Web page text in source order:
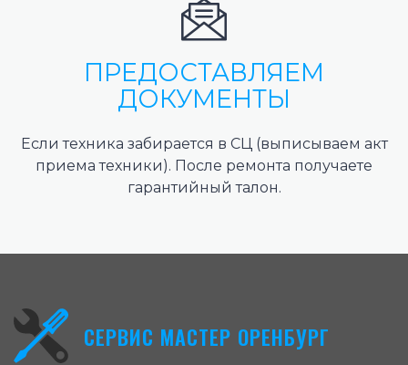
ПРЕДОСТАВЛЯЕМ
ДОКУМЕНТЫ
Если техника забирается в СЦ (выписываем акт
приема техники). После ремонта получаете
гарантийный талон.
СЕРВИС МАСТЕР ОРЕНБУРГ